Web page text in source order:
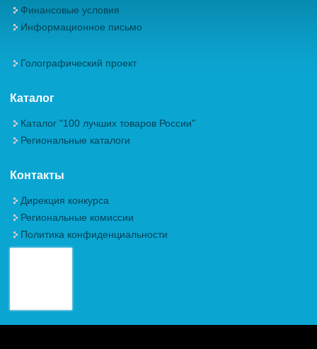
Финансовые условия
Информационное письмо
Голографический проект
Каталог
Каталог "100 лучших товаров России"
Региональные каталоги
Контакты
Дирекция конкурса
Региональные комиссии
Политика конфиденциальности